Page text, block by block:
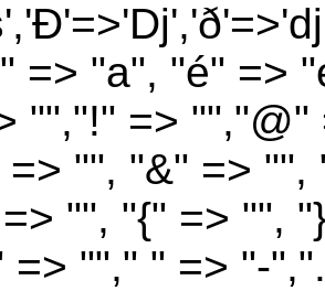
=> "a", "é" =>
"","!" =>
"", "&" =>
"", "{" => "",
=> ""," " => "-